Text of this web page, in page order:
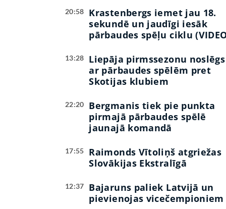
20:58
Krastenbergs iemet jau 18.
sekundē un jaudīgi iesāk
pārbaudes spēļu ciklu
13:28
Liepāja pirmssezonu noslēgs
ar pārbaudes spēlēm pret
Skotijas klubiem
22:20
Bergmanis tiek pie punkta
pirmajā pārbaudes spēlē
jaunajā komandā
17:55
Raimonds Vītoliņš atgriežas
Slovākijas Ekstralīgā
12:37
Bajaruns paliek Latvijā un
pievienojas vicečempioniem